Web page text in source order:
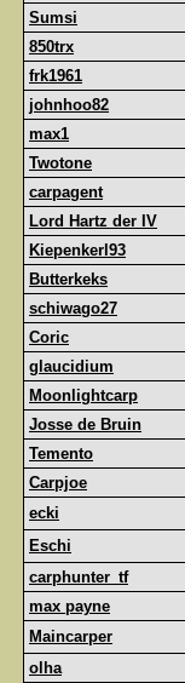
Sumsi
850trx
frk1961
johnhoo82
max1
Twotone
carpagent
Lord Hartz der IV
Kiepenkerl93
Butterkeks
schiwago27
Coric
glaucidium
Moonlightcarp
Josse de Bruin
Temento
Carpjoe
ecki
Eschi
carphunter_tf
max payne
Maincarper
olha